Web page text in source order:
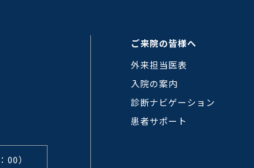
00）
ご来院の皆様へ
外来担当医表
入院の案内
診断ナビゲーション
患者サポート